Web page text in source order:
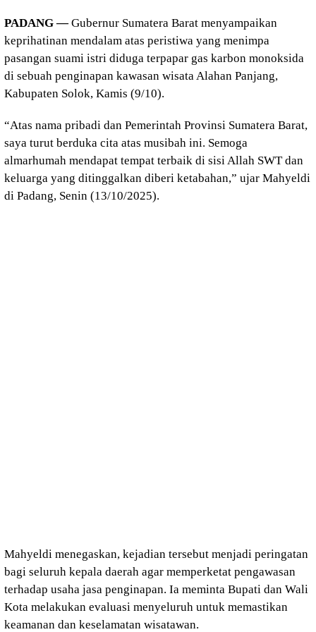
PADANG —Gubernur Sumatera Barat menyampaikan
keprihatinan mendalam atas peristiwa yang menimpa
pasangan suami istri diduga terpapar gas karbon monoksida
di sebuah penginapan kawasan wisata Alahan Panjang,
Kabupaten Solok, Kamis (9/10).
“Atas nama pribadi dan Pemerintah Provinsi Sumatera Barat,
saya turut berduka cita atas musibah ini. Semoga
almarhumah mendapat tempat terbaik di sisi Allah SWT dan
keluarga yang ditinggalkan diberi ketabahan,” ujar Mahyeldi
di Padang, Senin (13/10/2025).
Mahyeldi menegaskan, kejadian tersebut menjadi peringatan
bagi seluruh kepala daerah agar memperketat pengawasan
terhadap usaha jasa penginapan. Ia meminta Bupati dan Wali
Kota melakukan evaluasi menyeluruh untuk memastikan
keamanan dan keselamatan wisatawan.